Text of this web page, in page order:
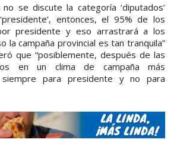
no se discute la categoría ‘diputados’
entonces, el 95% de los
presidente y eso arrastrará a los
la campaña provincial es tan tranquila”
que “posiblemente, después de las
en un clima de campaña más
para presidente y no para